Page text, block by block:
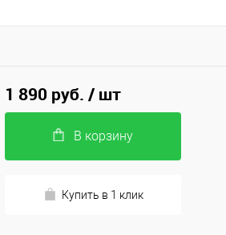
1 890 руб. / шт
В корзину
Купить в 1 клик